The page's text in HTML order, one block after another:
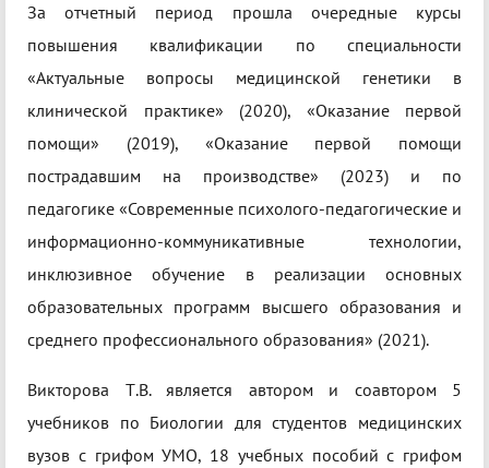
За отчетный период прошла очередные курсы
повышения квалификации по специальности
«Актуальные вопросы медицинской генетики в
клинической практике» (2020), «Оказание первой
помощи» (2019), «Оказание первой помощи
пострадавшим на производстве» (2023) и по
педагогике «Современные психолого-педагогические и
информационно-коммуникативные технологии,
инклюзивное обучение в реализации основных
образовательных программ высшего образования и
среднего профессионального образования» (2021).
Викторова Т.В. является автором и соавтором 5
учебников по Биологии для студентов медицинских
вузов с грифом УМО, 18 учебных пособий с грифом